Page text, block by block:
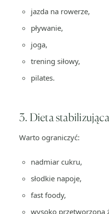
jazda na rowerze,
pływanie,
joga,
trening siłowy,
pilates.
3. Dieta
Warto ograniczyć:
nadmiar cukru,
słodkie napoje,
fast foody,
wysoko przetworzoną